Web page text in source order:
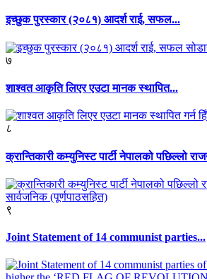
इच्छुक पुरस्कार (२०८१) आदर्श राई, सफल...
७
शाश्वत आकृति लिएर एउटा मानक स्थापित...
८
क्रान्तिकारी कम्युनिस्ट पार्टी नेपालको पछिल्लो
९
Joint Statement of 14 communist parties...